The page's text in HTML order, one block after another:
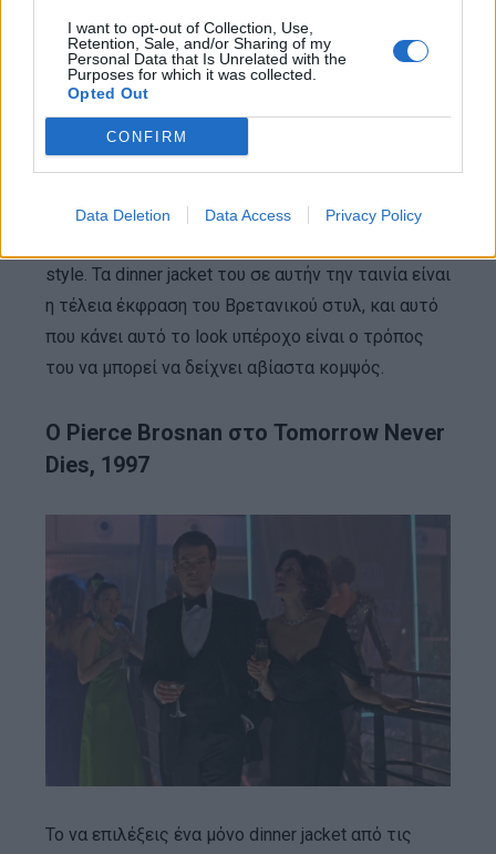
I want to opt-out of Collection, Use,
Retention, Sale, and/or Sharing of my
Personal Data that Is Unrelated with the
Purposes for which it was collected.
Opted Out
CONFIRM
Data Deletion Data Access Privacy Policy
style. Τα dinner jacket του σε αυτήν την ταινία είναι
η τέλεια έκφραση του Βρετανικού στυλ, και αυτό
που κάνει αυτό το look υπέροχο είναι ο τρόπος
του να μπορεί να δείχνει αβίαστα κομψός.
Ο Pierce Brosnan στο Tomorrow Never
Dies, 1997
Το να επιλέξεις ένα μόνο dinner jacket από τις